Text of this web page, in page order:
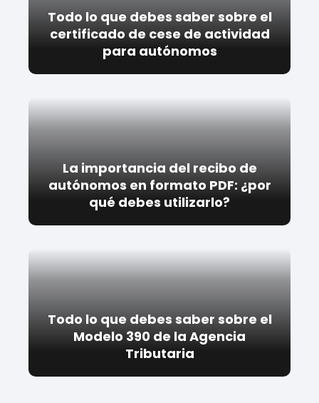
Todo lo que debes saber sobre el
certificado de cese de actividad
para autónomos
La importancia del recibo de
autónomos en formato PDF: ¿por
qué debes utilizarlo?
Todo lo que debes saber sobre el
Modelo 390 de la Agencia
Tributaria